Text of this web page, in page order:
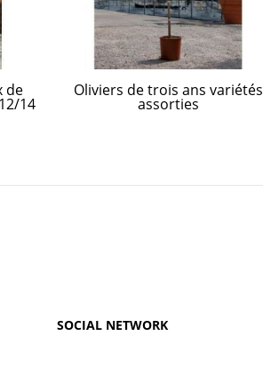
de
14
Oliviers de trois ans variétés
assorties
SOCIAL NETWORK